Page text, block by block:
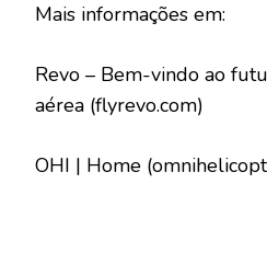
Mais informações em:
Revo – Bem-vindo ao
aérea (flyrevo.com)
OHI | Home